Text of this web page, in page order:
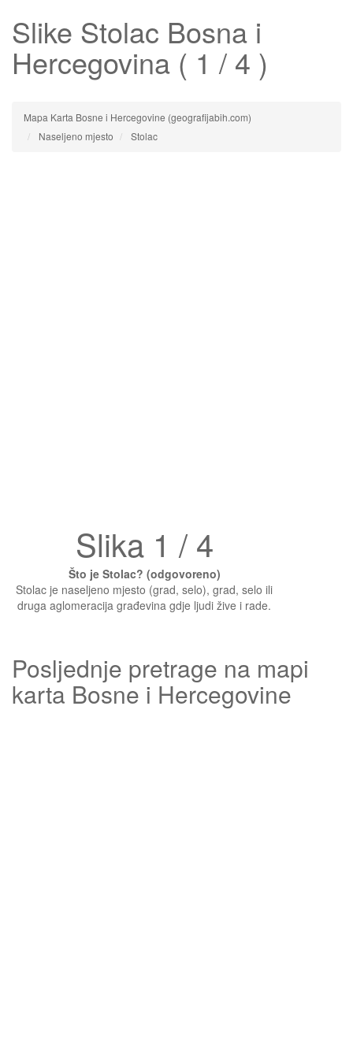
Slike Stolac Bosna i
Hercegovina ( 1 / 4 )
Mapa Karta Bosne i Hercegovine (geografijabih.com)
Naseljeno mjesto
Stolac
Slika 1 / 4
Što je Stolac? (odgovoreno)
Stolac je naseljeno mjesto (grad, selo), grad, selo ili
druga aglomeracija građevina gdje ljudi žive i rade.
Posljednje pretrage na mapi
karta Bosne i Hercegovine